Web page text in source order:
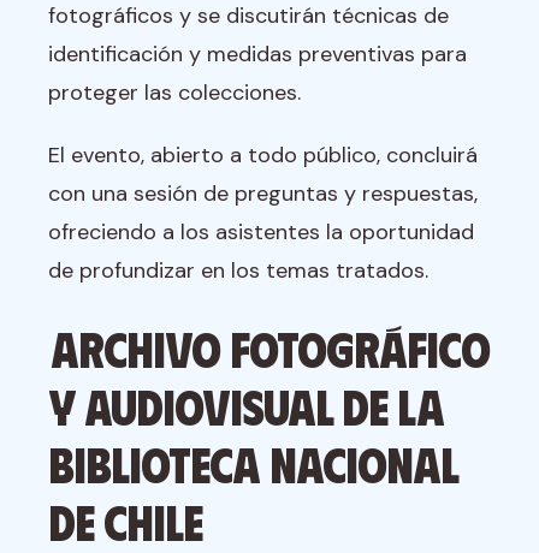
fotográficos y se discutirán técnicas de
identificación y medidas preventivas para
proteger las colecciones.
El evento, abierto a todo público, concluirá
con una sesión de preguntas y respuestas,
ofreciendo a los asistentes la oportunidad
de profundizar en los temas tratados.
Archivo Fotográfico
y Audiovisual de la
Biblioteca Nacional
de Chile